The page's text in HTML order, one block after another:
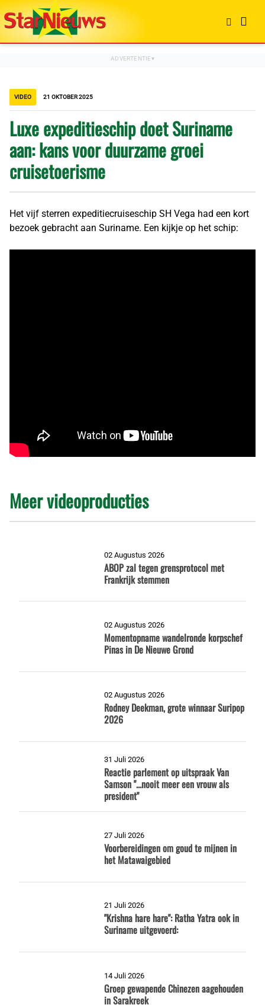
VIDEO 21 OKTOBER 2025
Luxe expeditieschip doet Suriname
aan: kans voor duurzame groei
cruisetoerisme
Het vijf sterren expeditiecruiseschip SH Vega had een kort
bezoek gebracht aan Suriname. Een kijkje op het schip:
Meer videoproducties
02 Augustus 2026
ABOP zal tegen grensprotocol met
Frankrijk stemmen
02 Augustus 2026
Momentopname wandelronde korpschef
Pinas in De Nieuwe Grond
02 Augustus 2026
Rodney Deekman, grote winnaar Suripop
2026
31 Juli 2026
Reactie parlement op uitspraak Van
Samson "...nooit meer een vrouw als
president"
27 Juli 2026
Voorbereidingen om goud te mijnen in
het Matawaigebied
21 Juli 2026
"Krishna hare hare": Ratha Yatra ook in
Suriname uitgevoerd:
14 Juli 2026
Groep gewapende Chinezen aagehouden
in Sarakreek